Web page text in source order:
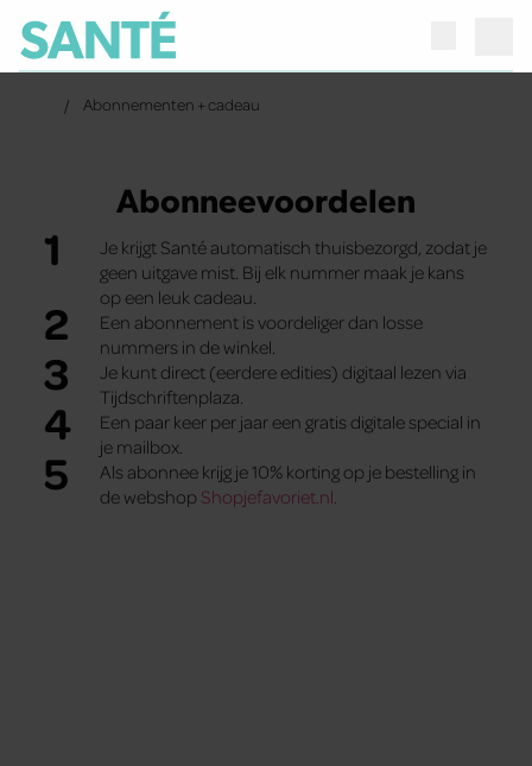
Abonnementen + cadeau
Abonneevoordelen
1
Je krijgt Santé automatisch thuisbezorgd, zodat je
geen uitgave mist. Bij elk nummer maak je kans
op een leuk cadeau.
2
Een abonnement is voordeliger dan losse
nummers in de winkel.
3
Je kunt direct (eerdere edities) digitaal lezen via
Tijdschriftenplaza.
4
Een paar keer per jaar een gratis digitale special in
je mailbox.
5
Als abonnee krijg je 10% korting op je bestelling in
de webshop Shopjefavoriet.nl.